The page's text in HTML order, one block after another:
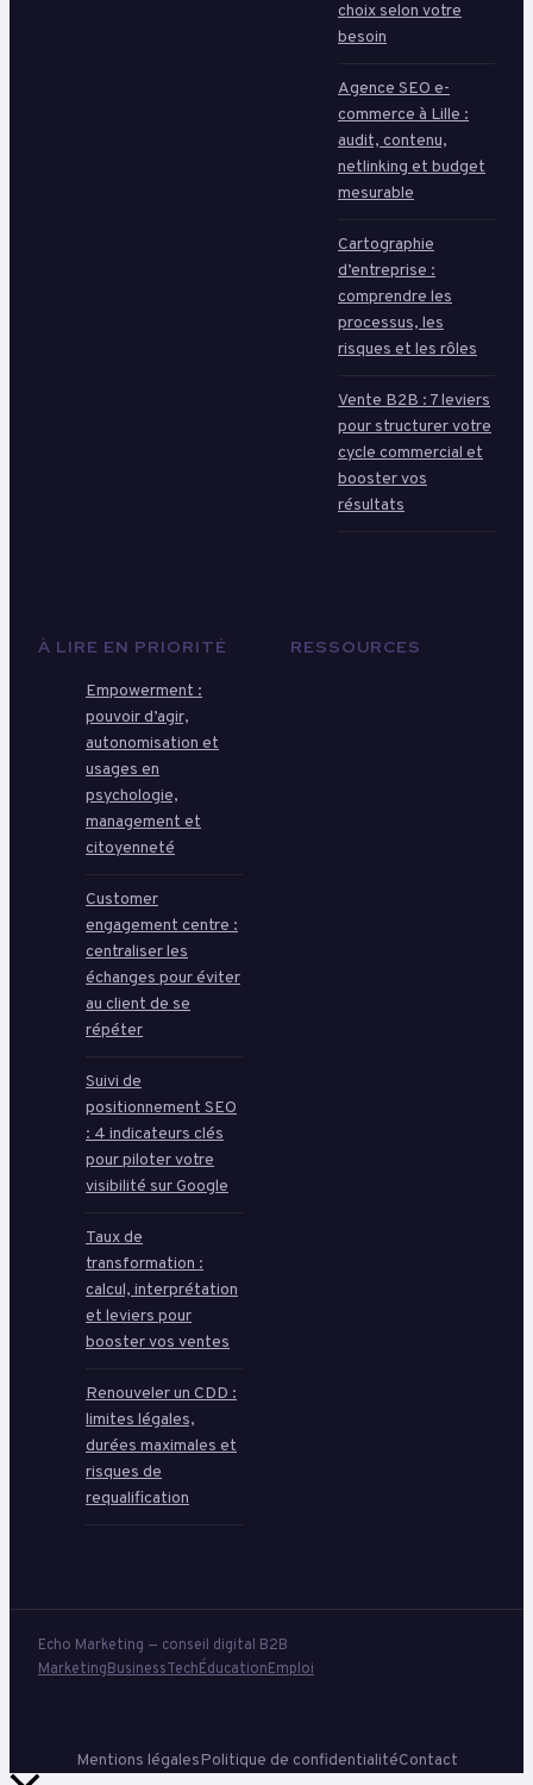
choix selon votre
besoin
Agence SEO e-
commerce à Lille :
audit, contenu,
netlinking et budget
mesurable
Cartographie
d’entreprise :
comprendre les
processus, les
risques et les rôles
Vente B2B : 7 leviers
pour structurer votre
cycle commercial et
booster vos
résultats
À LIRE EN PRIORITÉ
Empowerment :
pouvoir d’agir,
autonomisation et
usages en
psychologie,
management et
citoyenneté
Customer
engagement centre :
centraliser les
échanges pour éviter
au client de se
répéter
Suivi de
positionnement SEO
: 4 indicateurs clés
pour piloter votre
visibilité sur Google
Taux de
transformation :
calcul, interprétation
et leviers pour
booster vos ventes
Renouveler un CDD :
limites légales,
durées maximales et
risques de
requalification
RESSOURCES
Echo Marketing — conseil digital B2B
MarketingBusinessTechÉducationEmploi
Mentions légalesPolitique de confidentialitéContact